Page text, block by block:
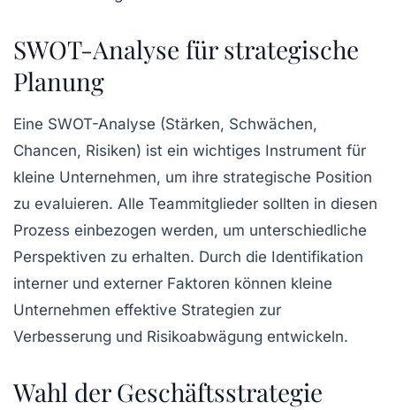
SWOT-Analyse für strategische
Planung
Eine SWOT-Analyse (Stärken, Schwächen,
Chancen, Risiken) ist ein wichtiges Instrument für
kleine Unternehmen, um ihre strategische Position
zu evaluieren. Alle Teammitglieder sollten in diesen
Prozess einbezogen werden, um unterschiedliche
Perspektiven zu erhalten. Durch die Identifikation
interner und externer Faktoren können kleine
Unternehmen effektive Strategien zur
Verbesserung und Risikoabwägung entwickeln.
Wahl der Geschäftsstrategie